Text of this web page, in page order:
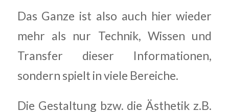
Das Ganze ist also auch hier wieder
mehr als nur Technik, Wissen und
Transfer dieser Informationen,
sondern spielt in viele Bereiche.
Die Gestaltung bzw. die Ästhetik z.B.